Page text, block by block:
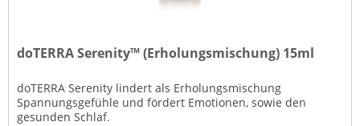
doTERRA Serenity™ (Erholungsmischung) 15ml
doTERRA Serenity lindert als Erholungsmischung
Spannungsgefühle und fördert Emotionen, sowie den
gesunden Schlaf.